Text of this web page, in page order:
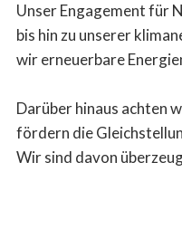
Unser Engagement für
bis hin zu unserer
wir erneuerbare
Darüber hinaus achten
fördern die
Wir sind davon